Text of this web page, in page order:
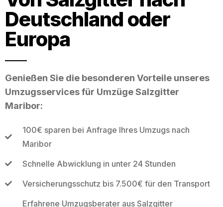
Deutschland oder
Europa
Genießen Sie die besonderen Vorteile unseres
Umzugsservices für Umzüge Salzgitter
Maribor:
100€ sparen bei Anfrage Ihres Umzugs nach
Maribor
Schnelle Abwicklung in unter 24 Stunden
Versicherungsschutz bis 7.500€ für den Transport
Erfahrene Umzugsberater aus Salzgitter